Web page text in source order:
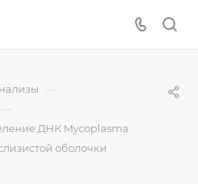
—
—
ДНК Mycoplasma
оболочки